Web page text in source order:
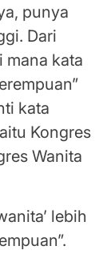
punya
Dari
mana kata
kata
Kongres
Wanita
lebih